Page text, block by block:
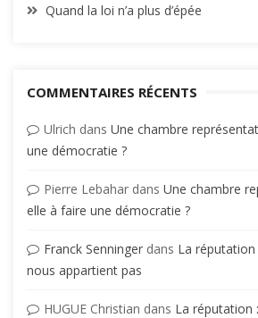
Quand la loi n’a plus d’épée
COMMENTAIRES RÉCENTS
Ulrich dans Une chambre
une démocratie ?
Pierre Lebahar dans Une chambre
elle à faire une démocratie ?
Franck Senninger dans La
nous appartient pas
HUGUE Christian dans La réputation